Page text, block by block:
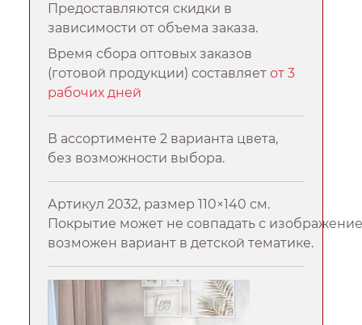
Предоставляются скидки в
зависимости от объема заказа.
Время сбора оптовых заказов
(готовой продукции) составляетот 3
рабочих дней
В ассортименте 2 варианта цвета,
без возможности выбора.
Артикул 2032, размер 110×140 см.
Покрытие может не совпадать с
возможен вариант в детской тематике.